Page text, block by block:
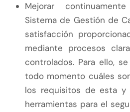
Mejorar
Sistema de Gestión de
satisfacción
mediante procesos
controlados. Para ello,
todo momento cuáles
los requisitos de esta
herramientas para el